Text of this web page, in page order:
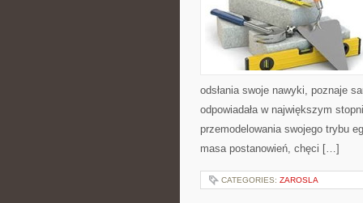
odsłania swoje nawyki, poznaje
odpowiadała w największym
przemodelowania swojego trybu
masa postanowień, chęci […]
CATEGORIES: ZAROSLA